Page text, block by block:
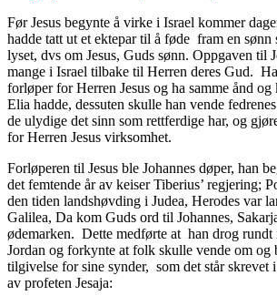
Før Jesus begynte å virke i Israel kommer
hadde tatt ut et ektepar til å føde fram en
lyset, dvs om Jesus, Guds sønn. Oppgaven til
mange i Israel tilbake til Herren deres Gud.
forløper for Herren Jesus og ha samme ånd
Elia hadde, dessuten skulle han vende
de ulydige det sinn som rettferdige har, og
for Herren Jesus virksomhet.
Forløperen til Jesus ble Johannes døper, han
det femtende år av keiser Tiberius’ regjering;
den tiden landshøvding i Judea, Herodes var
Galilea, Da kom Guds ord til Johannes,
ødemarken. Dette medførte at han drog rundt
Jordan og forkynte at folk skulle vende om og
tilgivelse for sine synder, som det står skrevet
av profeten Jesaja: